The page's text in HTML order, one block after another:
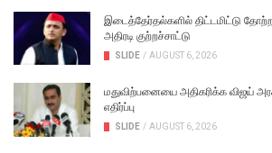
இடைத்தேர்தல்களில் திட்டமிட்டு
அதிரடி குற்றச்சாட்டு
SLIDE / AUGUST 6, 2026
மதுவிற்பனையை அதிகரிக்க விஜய்
எதிர்ப்பு
SLIDE / AUGUST 6, 2026